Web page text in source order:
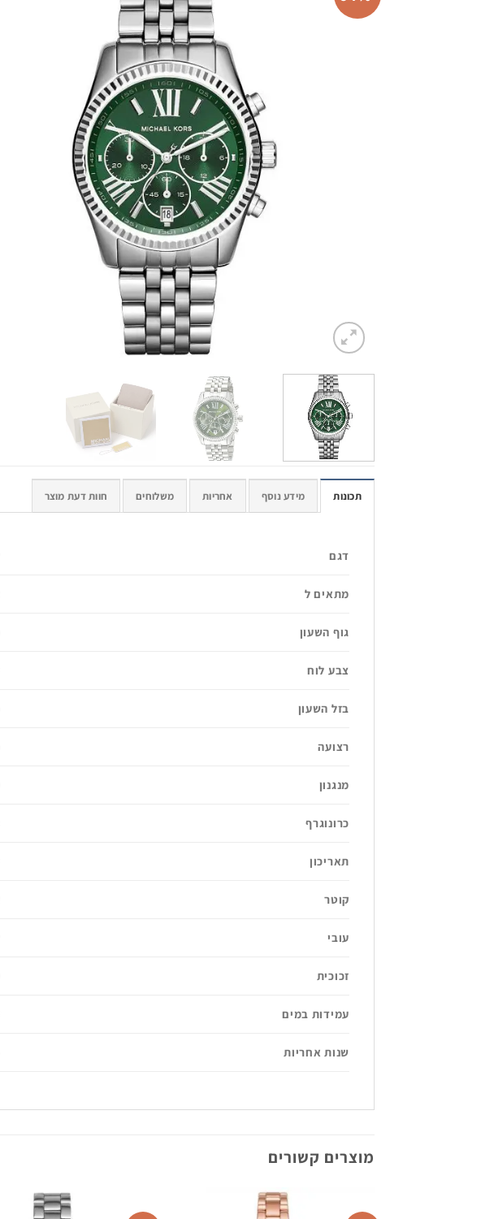
תכונות מידע נוסף אחריות משלוחים חוות דעת מוצר
דגם
מתאים ל
גוף השעון
צבע לוח
בזל השעון
רצועה
מנגנון
כרונוגרף
תאריכון
קוטר
עובי
זכוכית
עמידות במים
שנות אחריות
מוצרים קשורים